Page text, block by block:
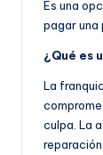
Es una
pagar una
¿Qué es
La
culpa. La
reparación.